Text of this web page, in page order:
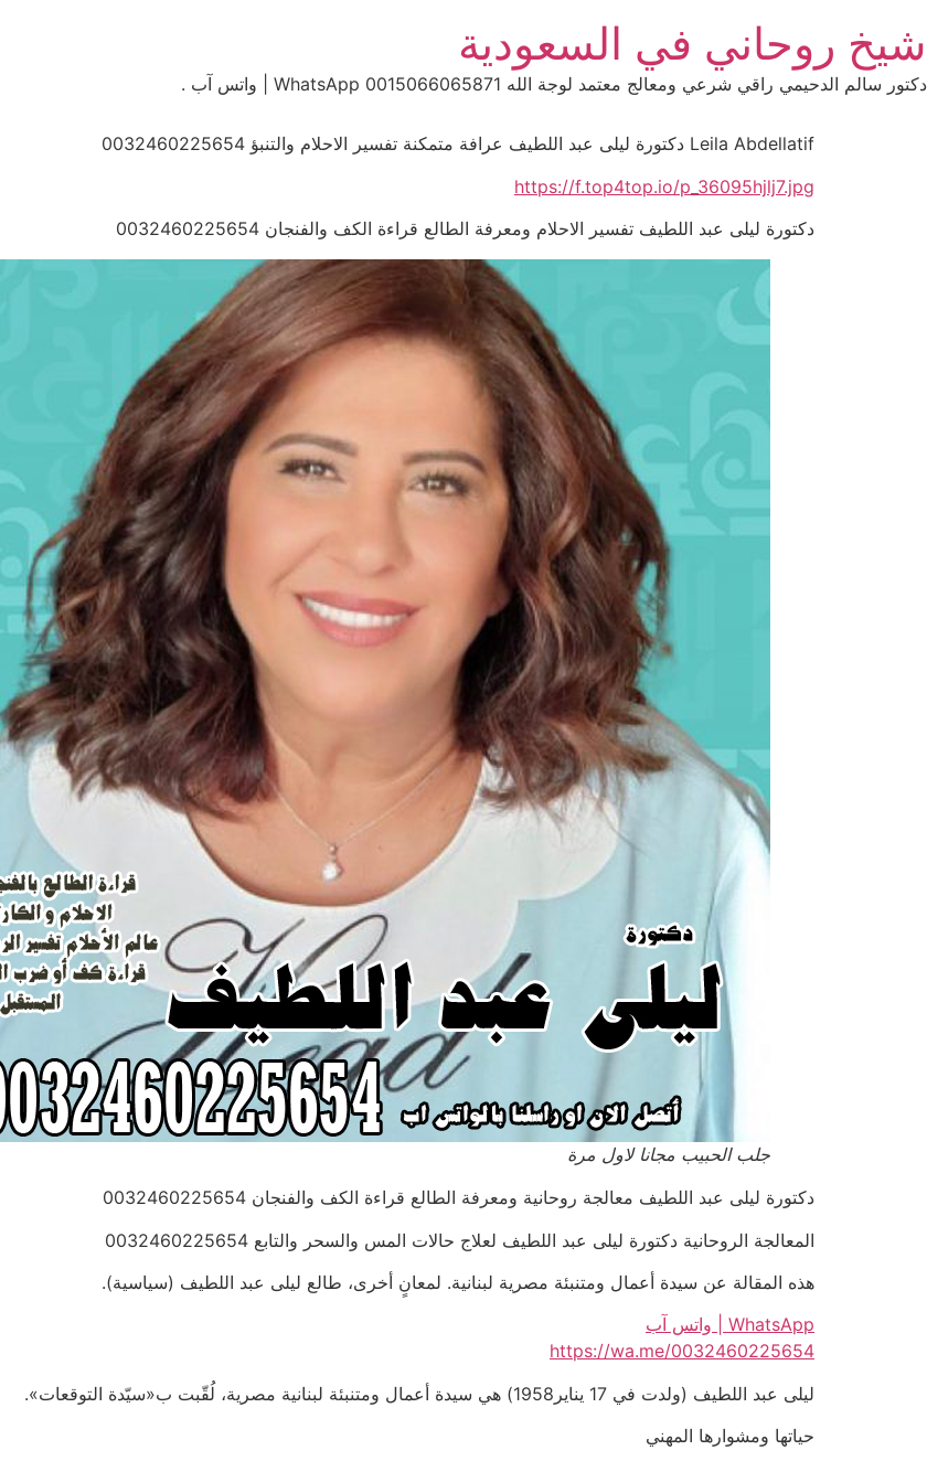
to
content
شيخ روحاني في السعودية
دكتور سالم الدحيمي راقي شرعي ومعالج معتمد لوجة الله 0015066065871 WhatsApp | واتس آب .
Leila Abdellatif دكتورة ليلى عبد اللطيف عرافة متمكنة تفسير الاحلام والتنبؤ 0032460225654
https://f.top4top.io/p_36095hjlj7.jpg
دكتورة ليلى عبد اللطيف تفسير الاحلام ومعرفة الطالع قراءة الكف والفنجان 0032460225654
جلب الحبيب مجانا لاول مرة
دكتورة ليلى عبد اللطيف معالجة روحانية ومعرفة الطالع قراءة الكف والفنجان 0032460225654
المعالجة الروحانية دكتورة ليلى عبد اللطيف لعلاج حالات المس والسحر والتابع 0032460225654
هذه المقالة عن سيدة أعمال ومتنبئة مصرية لبنانية. لمعانٍ أخرى، طالع ليلى عبد اللطيف (سياسية).
WhatsApp | واتس آب
https://wa.me/0032460225654
ليلى عبد اللطيف (ولدت في 17 يناير1958) هي سيدة أعمال ومتنبئة لبنانية مصرية، لُقّبت ب«سيّدة التوقعات».
حياتها ومشوارها المهني